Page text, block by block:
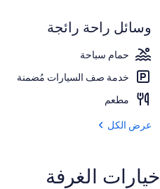
وسائل راحة رائجة
حمام سباحة
خدمة صف السيارات مُضمنة
مطعم
عرض الكل
خيارات الغرفة